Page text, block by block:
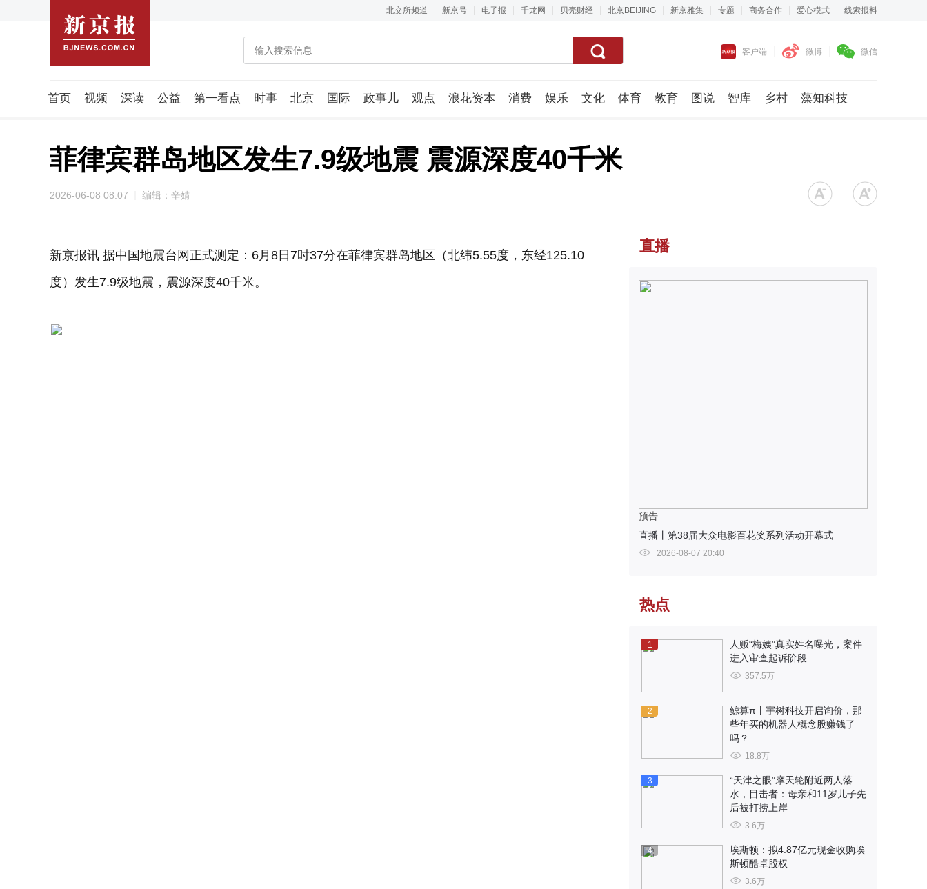
北交所频道 新京号 电子报 千龙网 贝壳财经 北京BEIJING 新京雅集 专题 商务合作 爱心模式 线索报料
客户端 微博 微信
首页 视频 深读 公益 第一看点 时事 北京 国际 政事儿 观点 浪花资本 消费 娱乐 文化 体育 教育 图说 智库 乡村 藻知科技
菲律宾群岛地区发生7.9级地震 震源深度40千米
2026-06-08 08:07 编辑：辛婧
新京报讯 据中国地震台网正式测定：6月8日7时37分在菲律宾群岛地区（北纬5.55度，东经125.10
度）发生7.9级地震，震源深度40千米。
直播
预告
直播丨第38届大众电影百花奖系列活动开幕式
2026-08-07 20:40
热点
1
人贩“梅姨”真实姓名曝光，案件
进入审查起诉阶段
357.5万
2
鲸算π丨宇树科技开启询价，那
些年买的机器人概念股赚钱了
吗？
18.8万
3
“天津之眼”摩天轮附近两人落
水，目击者：母亲和11岁儿子先
后被打捞上岸
3.6万
4
埃斯顿：拟4.87亿元现金收购埃
斯顿酷卓股权
3.6万